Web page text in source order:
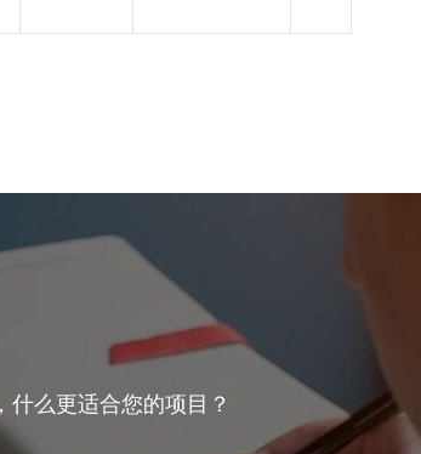
么更适合您的项目？